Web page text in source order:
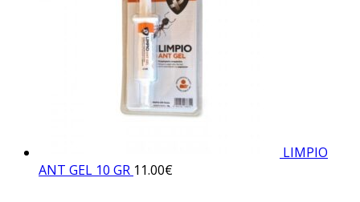
LIMPIO
ANT GEL 10 GR 11.00€